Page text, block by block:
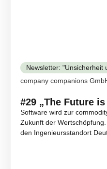
Newsletter: "Unsicherheit
company companions
#29 „The Future
Software wird zur
Zukunft der
den Ingenieursstandort